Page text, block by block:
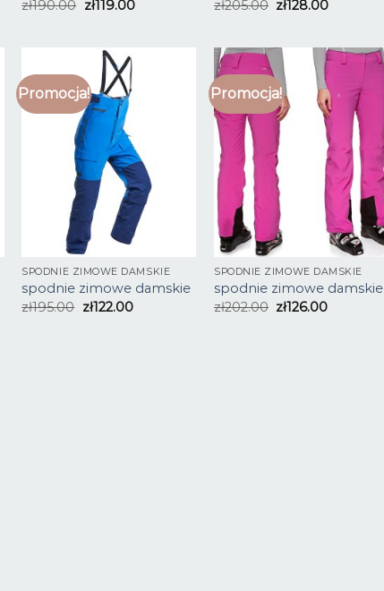
zł190.00 zł119.00
zł205.00 zł128.00
Promocja!
SPODNIE ZIMOWE DAMSKIE
spodnie zimowe damskie
zł195.00 zł122.00
Promocja!
SPODNIE ZIMOWE DAMSKIE
spodnie zimowe damskie
zł202.00 zł126.00